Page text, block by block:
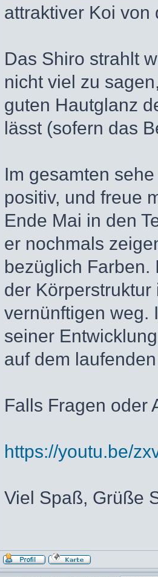
attraktiver Koi von
Das Shiro strahlt
nicht viel zu
guten Hautglanz
lässt (sofern das
Im gesamten
positiv, und freue
Ende Mai in den
er nochmals
bezüglich Farben.
der
vernünftigen weg.
seiner
auf dem
Falls Fragen oder
https://youtu.be/
Viel Spaß, Grüße